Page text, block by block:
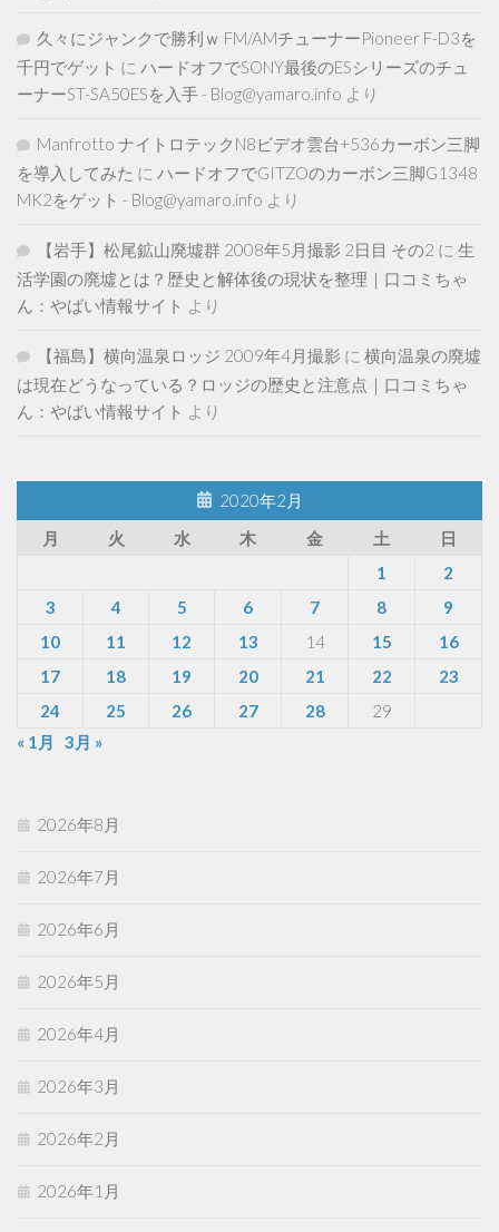
久々にジャンクで勝利ｗ FM/AMチューナーPioneer F-D3を
千円でゲット に ハードオフでSONY最後のESシリーズのチュ
ーナーST-SA50ESを入手 - Blog@yamaro.info より
Manfrotto ナイトロテックN8ビデオ雲台+536カーボン三脚
を導入してみた に ハードオフでGITZOのカーボン三脚G1348
MK2をゲット - Blog@yamaro.info より
【岩手】松尾鉱山廃墟群 2008年5月撮影 2日目 その2 に 生
活学園の廃墟とは？歴史と解体後の現状を整理｜口コミちゃ
ん：やばい情報サイト より
【福島】横向温泉ロッジ 2009年4月撮影 に 横向温泉の廃墟
は現在どうなっている？ロッジの歴史と注意点｜口コミちゃ
ん：やばい情報サイト より
2020年2月
月
火 水 木 金 土
日
1
2
3
4 5 6 7 8
9
10
11 12 13 14 15
16
17
18 19 20 21 22
23
24
25 26 27 28
29
« 1月
3月 »
2026年8月
2026年7月
2026年6月
2026年5月
2026年4月
2026年3月
2026年2月
2026年1月